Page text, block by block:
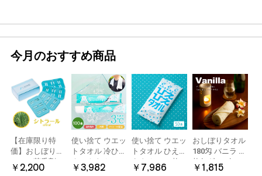
今月のおすすめ商品
【在庫限り特
価】おしぼり用
アロマ芳香剤
LARME(ラルム)
￥2,200
使い捨て ウエッ
トタオル 冷ひや
ネックタオル
50本×2パック
￥3,982
使い捨て ウエッ
トタオル ひえひ
えタオル 50枚
冷感タオル ミン
￥7,986
おしぼりタオル
180匁 バニラ 12
枚(1ダース)
￥1,815